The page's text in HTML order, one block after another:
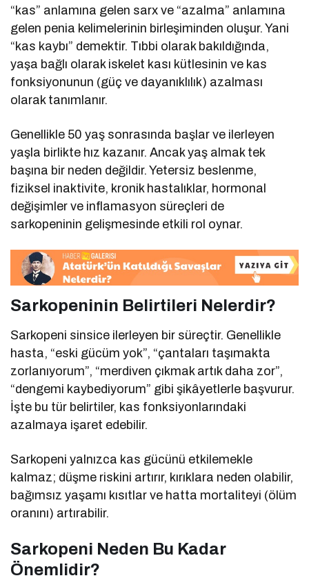
“kas” anlamına gelen sarx ve “azalma” anlamına
gelen penia kelimelerinin birleşiminden oluşur. Yani
“kas kaybı” demektir. Tıbbi olarak bakıldığında,
yaşa bağlı olarak iskelet kası kütlesinin ve kas
fonksiyonunun (güç ve dayanıklılık) azalması
olarak tanımlanır.
Genellikle 50 yaş sonrasında başlar ve ilerleyen
yaşla birlikte hız kazanır. Ancak yaş almak tek
başına bir neden değildir. Yetersiz beslenme,
fiziksel inaktivite, kronik hastalıklar, hormonal
değişimler ve inflamasyon süreçleri de
sarkopeninin gelişmesinde etkili rol oynar.
Sarkopeninin Belirtileri Nelerdir?
Sarkopeni sinsice ilerleyen bir süreçtir. Genellikle
hasta, “eski gücüm yok”, “çantaları taşımakta
zorlanıyorum”, “merdiven çıkmak artık daha zor”,
“dengemi kaybediyorum” gibi şikâyetlerle başvurur.
İşte bu tür belirtiler, kas fonksiyonlarındaki
azalmaya işaret edebilir.
Sarkopeni yalnızca kas gücünü etkilemekle
kalmaz; düşme riskini artırır, kırıklara neden olabilir,
bağımsız yaşamı kısıtlar ve hatta mortaliteyi (ölüm
oranını) artırabilir.
Sarkopeni Neden Bu Kadar
Önemlidir?